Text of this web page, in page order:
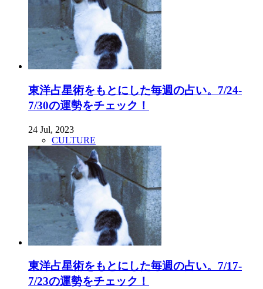
東洋占星術をもとにした毎週の占い。7/24-
7/30の運勢をチェック！
24 Jul, 2023
CULTURE
東洋占星術をもとにした毎週の占い。7/17-
7/23の運勢をチェック！